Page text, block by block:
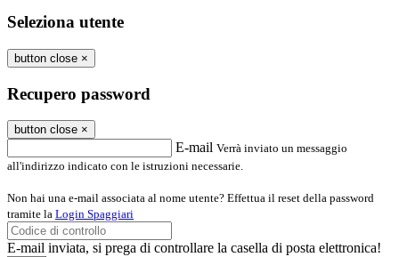
Seleziona utente
button close ×
Recupero password
button close ×
E-mail Verrà inviato un messaggio
all'indirizzo indicato con le istruzioni necessarie.
Non hai una e-mail associata al nome utente? Effettua il reset della password
tramite la Login Spaggiari
E-mail inviata, si prega di controllare la casella di posta elettronica!